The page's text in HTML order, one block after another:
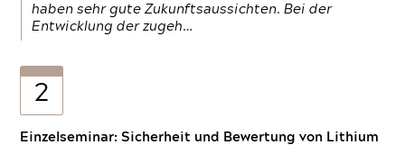
haben sehr gute Zukunftsaussichten. Bei der
Entwicklung der zugeh…
2
Einzelseminar: Sicherheit und Bewertung von Lithium